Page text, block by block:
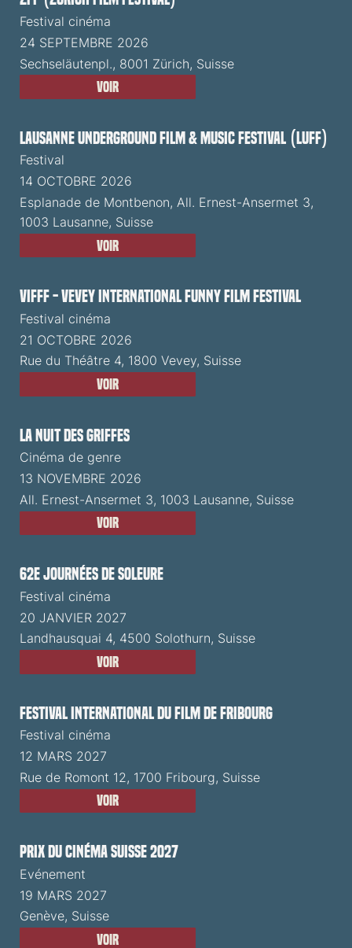
Festival cinéma
24 SEPTEMBRE 2026
Sechseläutenpl., 8001 Zürich, Suisse
Voir
Lausanne Underground Film & Music Festival (LUFF)
Festival
14 OCTOBRE 2026
Esplanade de Montbenon, All. Ernest-Ansermet 3,
1003 Lausanne, Suisse
Voir
VIFFF - Vevey International Funny Film Festival
Festival cinéma
21 OCTOBRE 2026
Rue du Théâtre 4, 1800 Vevey, Suisse
Voir
La Nuit des Griffes
Cinéma de genre
13 NOVEMBRE 2026
All. Ernest-Ansermet 3, 1003 Lausanne, Suisse
Voir
62e Journées de Soleure
Festival cinéma
20 JANVIER 2027
Landhausquai 4, 4500 Solothurn, Suisse
Voir
Festival International du Film de Fribourg
Festival cinéma
12 MARS 2027
Rue de Romont 12, 1700 Fribourg, Suisse
Voir
Prix du Cinéma Suisse 2027
Evénement
19 MARS 2027
Genève, Suisse
Voir